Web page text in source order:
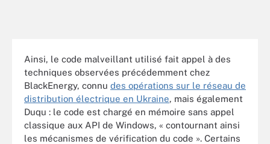
Ainsi, le code malveillant utilisé fait appel à des
techniques observées précédemment chez
BlackEnergy, connu des opérations sur le réseau de
distribution électrique en Ukraine, mais également
Duqu : le code est chargé en mémoire sans appel
classique aux API de Windows, « contournant ainsi
les mécanismes de vérification du code ». Certains